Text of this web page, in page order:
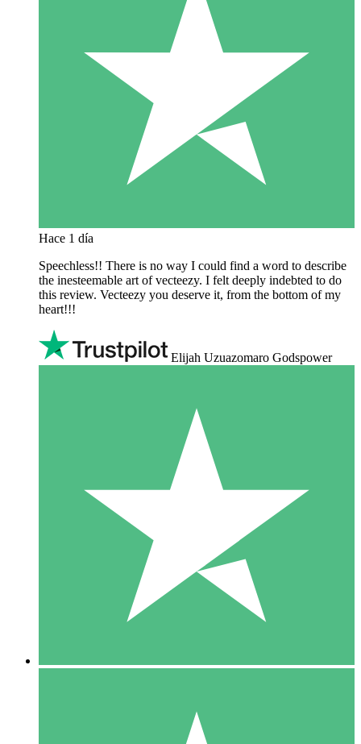
Hace 1 día
Speechless!! There is no way I could find a word to describe
the inesteemable art of vecteezy. I felt deeply indebted to do
this review. Vecteezy you deserve it, from the bottom of my
heart!!!
Elijah Uzuazomaro Godspower